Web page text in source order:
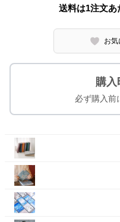
送料は1注文あ
お気
購入
必ず購入前